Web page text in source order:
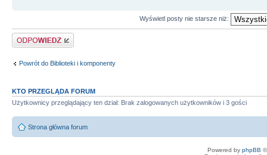
Wyświetl posty nie starsze niż:
Odpowiedz
Powrót do Biblioteki i komponenty
KTO PRZEGLĄDA FORUM
Użytkownicy przeglądający ten dział: Brak zalogowanych użytkowników i 3 gości
Strona główna forum
Powered by phpBB